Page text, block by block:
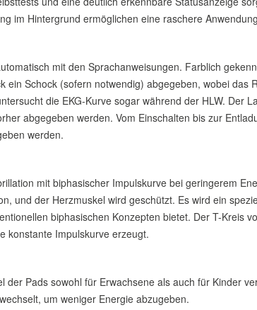
im Hintergrund ermöglichen eine raschere
mit den Sprachanweisungen. Farblich
ein Schock (sofern notwendig) abgegeben, wobei das
die EKG-Kurve sogar während der HLW. Der
abgegeben werden. Vom Einschalten bis zur
werden.
mit biphasischer Impulskurve bei geringerem
und der Herzmuskel wird geschützt. Es wird ein
biphasischen Konzepten bietet. Der T-Kreis
konstante Impulskurve erzeugt.
der Pads sowohl für Erwachsene als auch für Kinder
um weniger Energie abzugeben.